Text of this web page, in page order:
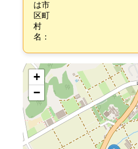
は市
区町
村
名：
+
−